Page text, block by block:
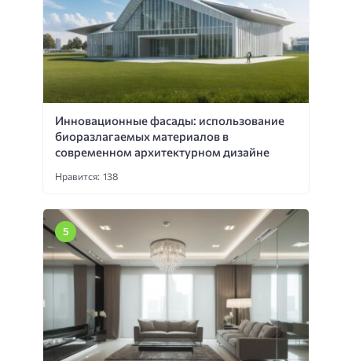
Инновационные фасады: использование
биоразлагаемых материалов в
современном архитектурном дизайне
Нравится: 138